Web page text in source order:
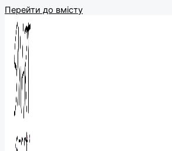
Перейти до вмісту